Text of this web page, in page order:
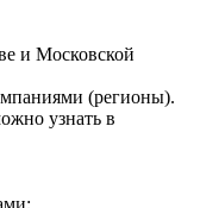
и Московской
(регионы).
узнать в